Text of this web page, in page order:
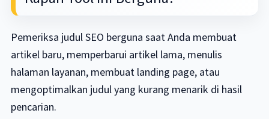
Pemeriksa judul SEO berguna saat Anda membuat
artikel baru, memperbarui artikel lama, menulis
halaman layanan, membuat landing page, atau
mengoptimalkan judul yang kurang menarik di hasil
pencarian.